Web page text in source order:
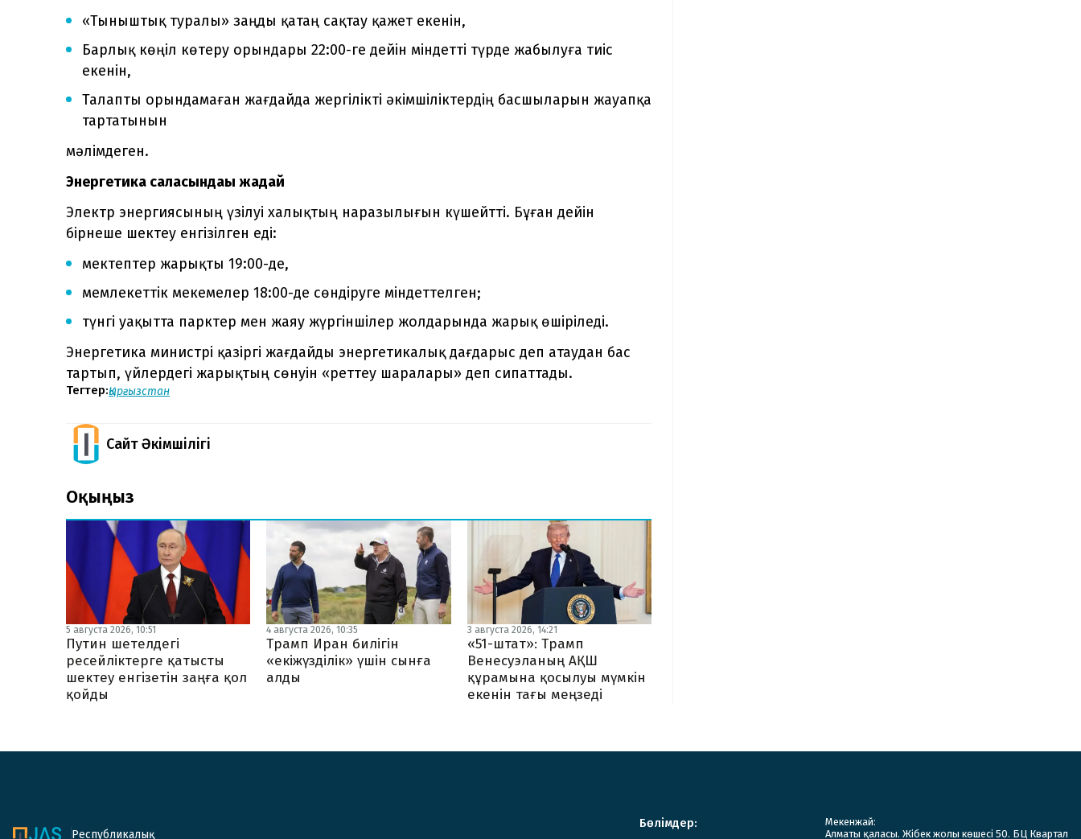
«Тыныштық туралы» заңды қатаң сақтау қажет екенін,
Барлық көңіл көтеру орындары 22:00-ге дейін міндетті түрде жабылуға тиіс
екенін,
Талапты орындамаған жағдайда жергілікті әкімшіліктердің басшыларын жауапқа
тартатынын
мәлімдеген.
Энергетика саласындағы жағдай
Электр энергиясының үзілуі халықтың наразылығын күшейтті. Бұған дейін
бірнеше шектеу енгізілген еді:
мектептер жарықты 19:00-де,
мемлекеттік мекемелер 18:00-де сөндіруге міндеттелген;
түнгі уақытта парктер мен жаяу жүргіншілер жолдарында жарық өшіріледі.
Энергетика министрі қазіргі жағдайды энергетикалық дағдарыс деп атаудан бас
тартып, үйлердегі жарықтың сөнуін «реттеу шаралары» деп сипаттады.
Тегтер:Қырғызстан
Сайт Әкімшілігі
Оқыңыз
5 августа 2026, 10:51
Путин шетелдегі
ресейліктерге қатысты
шектеу енгізетін заңға қол
қойды
4 августа 2026, 10:35
Трамп Иран билігін
«екіжүзділік» үшін сынға
алды
3 августа 2026, 14:21
«51-штат»: Трамп
Венесуэланың АҚШ
құрамына қосылуы мүмкін
екенін тағы меңзеді
Республикалық
Бөлімдер:
Мекенжай:
Алматы қаласы. Жібек жолы көшесі 50. БЦ Квартал